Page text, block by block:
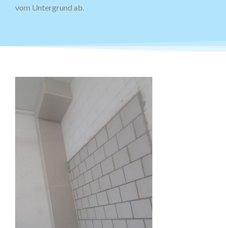
vom Untergrund ab.